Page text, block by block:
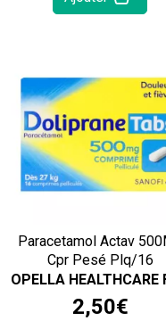
Paracetamol Actav
Cpr Pesé Plq/16
2,50€